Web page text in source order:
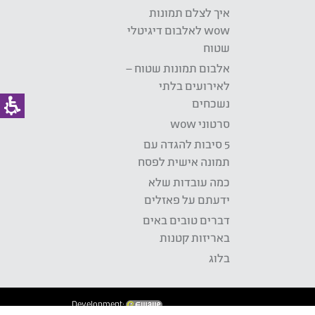
איך לצלם תמונות
wow לאלבום דיגיטלי
שטוח
אלבום תמונות שטוח –
לאירועים בלתי
נשכחים
סרטוני wow
5 סיבות להגדה עם
תמונה אישית לפסח
כמה עובדות שלא
ידעתם על פאזלים
דברים טובים באים
באריזות קטנות
בלוג
Development: